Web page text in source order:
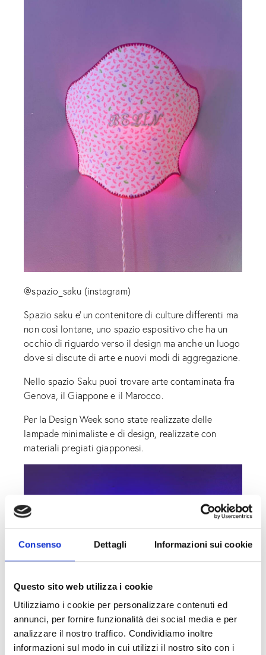
Consenso Dettagli Informazioni sui cookie
Questo sito web utilizza i cookie
Utilizziamo i cookie per personalizzare contenuti ed
annunci, per fornire funzionalità dei social media e per
analizzare il nostro traffico. Condividiamo inoltre
informazioni sul modo in cui utilizzi il nostro sito con i
@spazio_saku (instagram)
Spazio saku e’ un contenitore di culture differenti ma
non così lontane, uno spazio espositivo che ha un
occhio di riguardo verso il design ma anche un luogo
dove si discute di arte e nuovi modi di aggregazione.
Nello spazio Saku puoi trovare arte contaminata fra
Genova, il Giappone e il Marocco.
Per la Design Week sono state realizzate delle
lampade minimaliste e di design, realizzate con
materiali pregiati giapponesi.